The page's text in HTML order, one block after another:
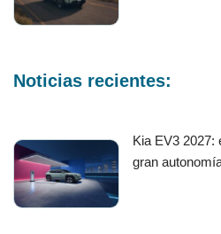
Noticias recientes:
Kia EV3 2027:
gran